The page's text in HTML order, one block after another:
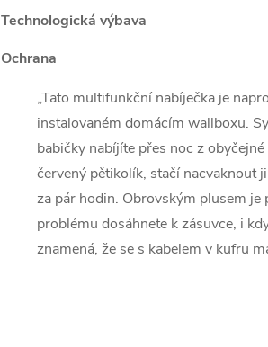
Technologická výbava
Ochrana
„Tato multifunkční nabíječka je
instalovaném domácím wallboxu.
babičky nabíjíte přes noc z
červený pětikolík, stačí nacvaknout
za pár hodin. Obrovským plusem
problému dosáhnete k zásuvce, i
znamená, že se s kabelem v kufru